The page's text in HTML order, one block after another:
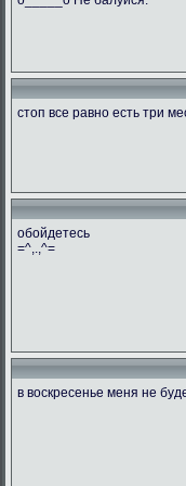
стоп все равно есть три
обойдетесь
=^,.,^=
в воскресенье меня не